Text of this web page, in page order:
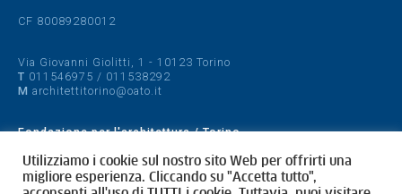
CF 80089280012
Via Giovanni Giolitti, 1 - 10123 Torino
T 011546975 / 011538292
M architettitorino@oato.it
Fondazione per l'architettura / Torino
Designed by quattrolinee.it
Utilizziamo i cookie sul nostro sito Web per offrirti una
migliore esperienza. Cliccando su "Accetta tutto",